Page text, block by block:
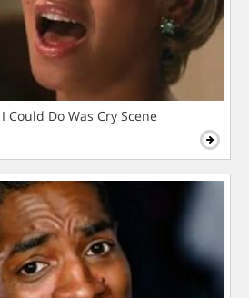
Could Do Was Cry Scene